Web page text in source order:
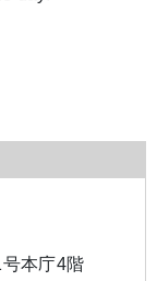
本庁4階